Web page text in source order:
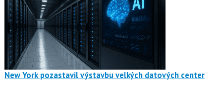
New York pozastavil výstavbu velkých datových center